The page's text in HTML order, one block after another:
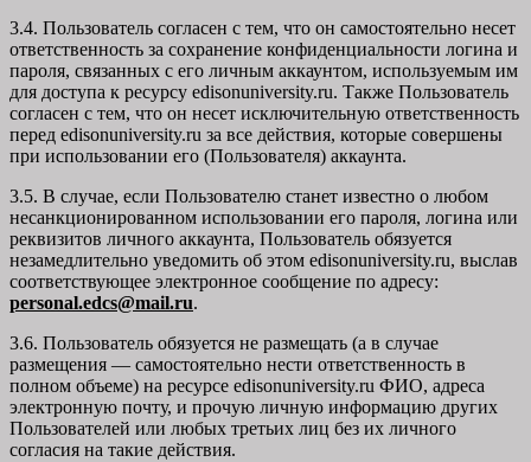
3.4. Пользователь согласен с тем, что он самостоятельно несет
ответственность за сохранение конфиденциальности логина и
пароля, связанных с его личным аккаунтом, используемым им
для доступа к ресурсу edisonuniversity.ru. Также Пользователь
согласен с тем, что он несет исключительную ответственность
перед edisonuniversity.ru за все действия, которые совершены
при использовании его (Пользователя) аккаунта.
3.5. В случае, если Пользователю станет известно о любом
несанкционированном использовании его пароля, логина или
реквизитов личного аккаунта, Пользователь обязуется
незамедлительно уведомить об этом edisonuniversity.ru, выслав
соответствующее электронное сообщение по адресу:
personal.edcs@mail.ru.
3.6. Пользователь обязуется не размещать (а в случае
размещения — самостоятельно нести ответственность в
полном объеме) на ресурсе edisonuniversity.ru ФИО, адреса
электронную почту, и прочую личную информацию других
Пользователей или любых третьих лиц без их личного
согласия на такие действия.